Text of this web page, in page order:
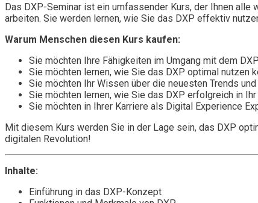
Das DXP-Seminar ist ein umfassender Kurs, der Ihnen
arbeiten. Sie werden lernen, wie Sie das DXP effektiv
Warum Menschen diesen Kurs kaufen:
Sie möchten Ihre Fähigkeiten im Umgang mit dem
Sie möchten lernen, wie Sie das DXP optimal nutzen
Sie möchten Ihr Wissen über die neuesten Trends
Sie möchten lernen, wie Sie das DXP erfolgreich in
Sie möchten in Ihrer Karriere als Digital Experience
Mit diesem Kurs werden Sie in der Lage sein, das DXP
digitalen Revolution!
Inhalte:
Einführung in das DXP-Konzept